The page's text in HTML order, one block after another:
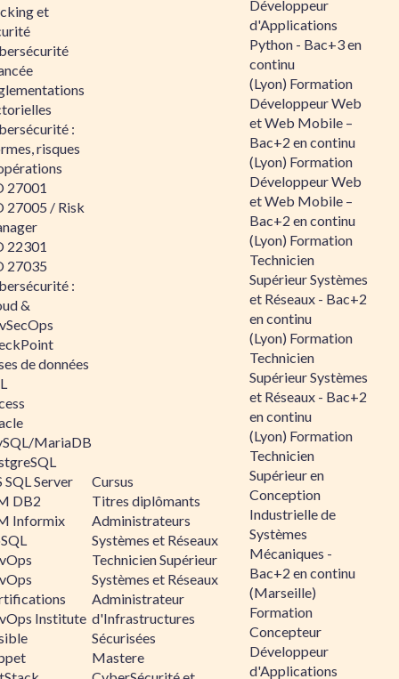
et
:
risques
27001
27005 / Risk
22301
27035
:
&
de données
MariaDB
SQL Server
DB2
Informix
Institute
Cursus
Titres diplômants
Administrateurs
Systèmes et Réseaux
Technicien Supérieur
Systèmes et Réseaux
Administrateur
d'Infrastructures
Sécurisées
Mastere
Développeur
d'Applications
Python - Bac+3 en
continu
(Lyon) Formation
Développeur Web
et Web Mobile –
Bac+2 en continu
(Lyon) Formation
Développeur Web
et Web Mobile –
Bac+2 en continu
(Lyon) Formation
Technicien
Supérieur Systèmes
et Réseaux - Bac+2
en continu
(Lyon) Formation
Technicien
Supérieur Systèmes
et Réseaux - Bac+2
en continu
(Lyon) Formation
Technicien
Supérieur en
Conception
Industrielle de
Systèmes
Mécaniques -
Bac+2 en continu
(Marseille)
Formation
Concepteur
Développeur
d'Applications